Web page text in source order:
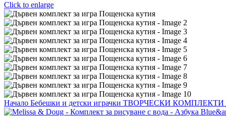
Click to enlarge
Начало Бебешки и детски играчки ТВОРЧЕСКИ КОМПЛЕКТИ